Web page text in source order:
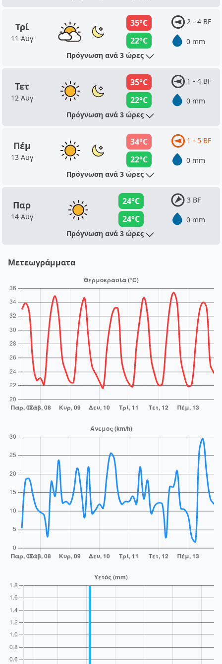
Τρί
11 Αυγ
35°C
22°C
2 - 4 BF
0 mm
Πρόγνωση ανά 3 ώρες
Τετ
12 Αυγ
35°C
22°C
1 - 4 BF
0 mm
Πρόγνωση ανά 3 ώρες
Πέμ
13 Αυγ
34°C
22°C
1 - 5 BF
0 mm
Πρόγνωση ανά 3 ώρες
Παρ
14 Αυγ
24°C
24°C
3 BF
0 mm
Πρόγνωση ανά 3 ώρες
Μετεωγράμματα